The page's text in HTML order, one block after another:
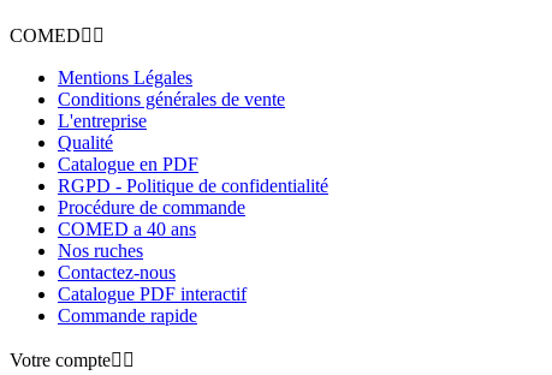
COMED 
Mentions Légales
Conditions générales de vente
L'entreprise
Qualité
Catalogue en PDF
RGPD - Politique de confidentialité
Procédure de commande
COMED a 40 ans
Nos ruches
Contactez-nous
Catalogue PDF interactif
Commande rapide
Votre compte 